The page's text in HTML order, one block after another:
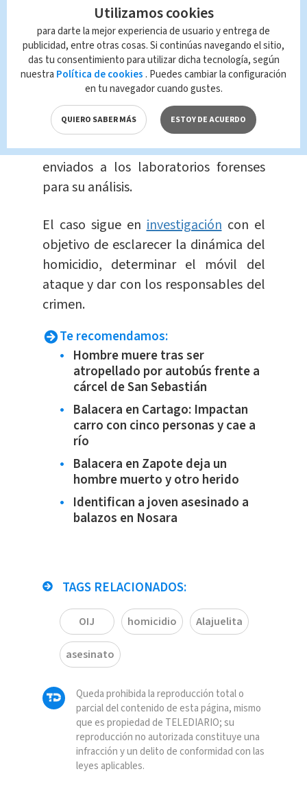
Minutos después, los agentes del OIJ
de Nicoya llegaron al lugar, realizaron
el levantamiento del cuerpo y lo
remitieron a la morgue judicial.
Además, efectuaron la inspección
ocular de la escena yrecolectaron
indicios balísticosque fueron
enviados a los laboratorios forenses
para su análisis.
El caso sigue eninvestigación con el
objetivo de esclarecer la dinámica del
homicidio, determinar el móvil del
ataque y dar con los responsables del
crimen.
Te recomendamos:
Hombre muere tras ser
atropellado por autobús frente a
cárcel de San Sebastián
Balacera en Cartago: Impactan
carro con cinco personas y cae a
río
Balacera en Zapote deja un
hombre muerto y otro herido
Identifican a joven asesinado a
balazos en Nosara
TAGS RELACIONADOS:
OIJ homicidio Alajuelita
asesinato
Queda prohibida la reproducción total o
parcial del contenido de esta página, mismo
que es propiedad de TELEDIARIO; su
reproducción no autorizada constituye una
infracción y un delito de conformidad con las
leyes aplicables.
Utilizamos cookies
para darte la mejor experiencia de usuario y entrega de
publicidad, entre otras cosas. Si continúas navegando el sitio,
das tu consentimiento para utilizar dicha tecnología, según
nuestra Política de cookies . Puedes cambiar la configuración
en tu navegador cuando gustes.
QUIERO SABER MÁS ESTOY DE ACUERDO